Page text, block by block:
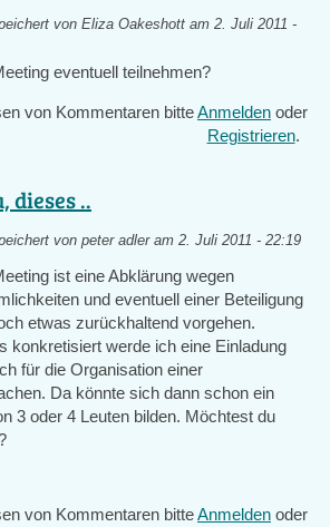
von Eliza Oakeshott am 2. Juli 2011 -
eventuell teilnehmen?
von Kommentaren bitteAnmelden oder
Registrieren.
dieses ..
von peter adleram 2. Juli 2011 - 22:19
ist eine Abklärung wegen
und eventuell einer Beteiligung
etwas zurückhaltend vorgehen.
konkretisiert werde ich eine Einladung
für die Organisation einer
Da könnte sich dann schon ein
3 oder 4 Leuten bilden. Möchtest du
von Kommentaren bitteAnmelden oder